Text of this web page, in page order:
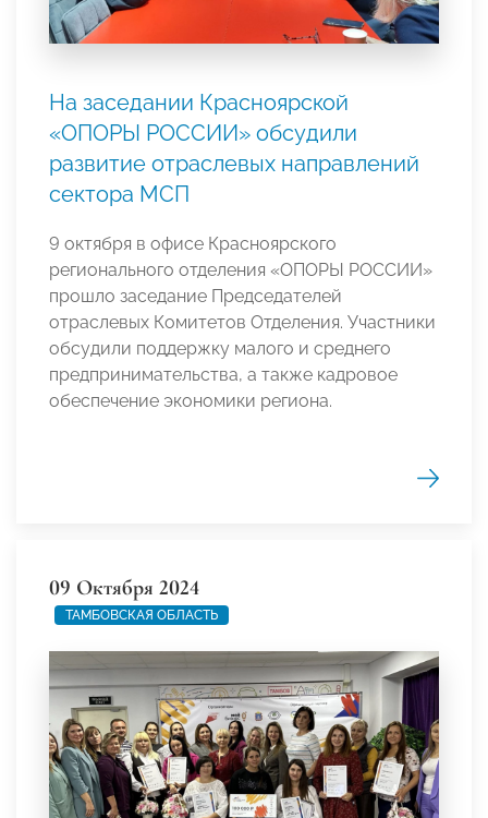
На заседании Красноярской
«ОПОРЫ РОССИИ» обсудили
развитие отраслевых направлений
сектора МСП
9 октября в офисе Красноярского
регионального отделения «ОПОРЫ РОССИИ»
прошло заседание Председателей
отраслевых Комитетов Отделения. Участники
обсудили поддержку малого и среднего
предпринимательства, а также кадровое
обеспечение экономики региона.
09 Октября 2024
ТАМБОВСКАЯ ОБЛАСТЬ